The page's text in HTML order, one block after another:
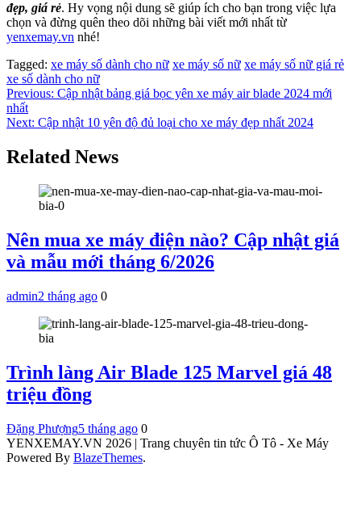
đẹp, giá rẻ. Hy vọng nội dung sẽ giúp ích cho bạn trong việc lựa
chọn và đừng quên theo dõi những bài viết mới nhất từ
yenxemay.vn nhé!
Tagged: xe máy số dành cho nữ xe máy số nữ xe máy số nữ giá rẻ
xe số dành cho nữ
Điều
hướng
viết
Previous: Cập nhật bảng giá bọc yên xe máy air blade 2024 mới
nhất
Next: Cập nhật 10 yên độ đủ loại cho xe máy đẹp nhất 2024
Related News
Nên mua xe máy điện nào? Cập nhật giá
và mẫu mới tháng 6/2026
admin2 tháng ago 0
Trình làng Air Blade 125 Marvel giá 48
triệu đồng
Đặng Phượng5 tháng ago 0
YENXEMAY.VN 2026 | Trang chuyên tin tức Ô Tô - Xe Máy
Powered By BlazeThemes.